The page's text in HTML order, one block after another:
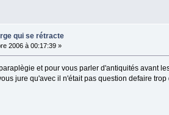
qui se rétracte
2006 à 00:17:39 »
et pour vous parler d'antiquités avant
jure qu'avec il n'était pas question defaire